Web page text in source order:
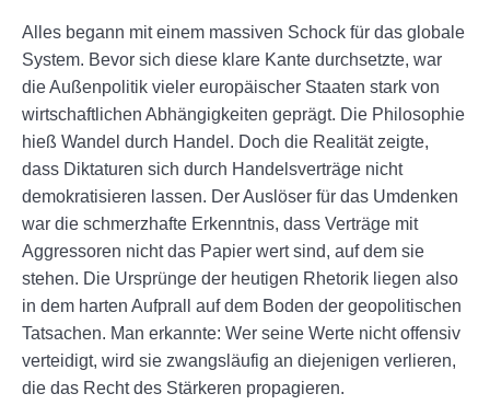
Alles begann mit einem massiven Schock für das globale
System. Bevor sich diese klare Kante durchsetzte, war
die Außenpolitik vieler europäischer Staaten stark von
wirtschaftlichen Abhängigkeiten geprägt. Die Philosophie
hieß Wandel durch Handel. Doch die Realität zeigte,
dass Diktaturen sich durch Handelsverträge nicht
demokratisieren lassen. Der Auslöser für das Umdenken
war die schmerzhafte Erkenntnis, dass Verträge mit
Aggressoren nicht das Papier wert sind, auf dem sie
stehen. Die Ursprünge der heutigen Rhetorik liegen also
in dem harten Aufprall auf dem Boden der geopolitischen
Tatsachen. Man erkannte: Wer seine Werte nicht offensiv
verteidigt, wird sie zwangsläufig an diejenigen verlieren,
die das Recht des Stärkeren propagieren.